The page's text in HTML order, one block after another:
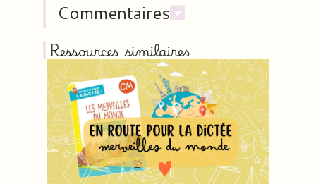
Commentaires
Ressources similaires